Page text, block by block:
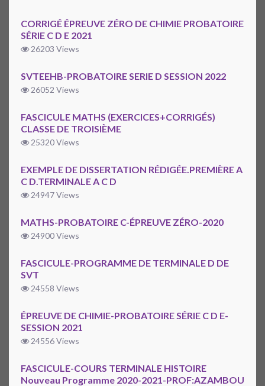
CORRIGÉ ÉPREUVE ZÉRO DE CHIMIE PROBATOIRE
SÉRIE C D E 2021
26203 Views
SVTEEHB-PROBATOIRE SERIE D SESSION 2022
26052 Views
FASCICULE MATHS (EXERCICES+CORRIGÉS)
CLASSE DE TROISIÈME
25320 Views
EXEMPLE DE DISSERTATION RÉDIGÉE.PREMIÈRE A
C D.TERMINALE A C D
24947 Views
MATHS-PROBATOIRE C-ÉPREUVE ZÉRO-2020
24900 Views
FASCICULE-PROGRAMME DE TERMINALE D DE
SVT
24558 Views
ÉPREUVE DE CHIMIE-PROBATOIRE SÉRIE C D E-
SESSION 2021
24556 Views
FASCICULE-COURS TERMINALE HISTOIRE
Nouveau Programme 2020-2021-PROF:AZAMBOU